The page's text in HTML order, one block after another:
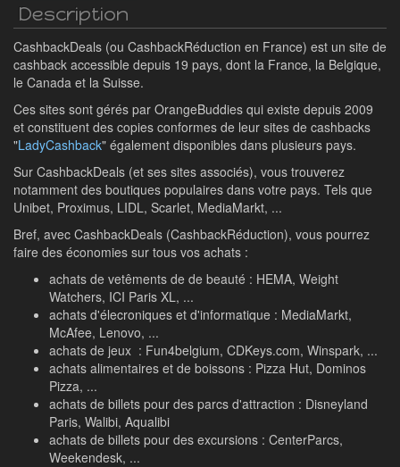
Description
CashbackDeals (ou CashbackRéduction en France) est un site de
cashback accessible depuis 19 pays, dont la France, la Belgique,
le Canada et la Suisse.
Ces sites sont gérés par OrangeBuddies qui existe depuis 2009
et constituent des copies conformes de leur sites de cashbacks
"LadyCashback" également disponibles dans plusieurs pays.
Sur CashbackDeals (et ses sites associés), vous trouverez
notamment des boutiques populaires dans votre pays. Tels que
Unibet, Proximus, LIDL, Scarlet, MediaMarkt, ...
Bref, avec CashbackDeals (CashbackRéduction), vous pourrez
faire des économies sur tous vos achats :
achats de vetêments de de beauté : HEMA, Weight
Watchers, ICI Paris XL, ...
achats d'élecroniques et d'informatique : MediaMarkt,
McAfee, Lenovo, ...
achats de jeux : Fun4belgium, CDKeys.com, Winspark, ...
achats alimentaires et de boissons : Pizza Hut, Dominos
Pizza, ...
achats de billets pour des parcs d'attraction : Disneyland
Paris, Walibi, Aqualibi
achats de billets pour des excursions : CenterParcs,
Weekendesk, ...